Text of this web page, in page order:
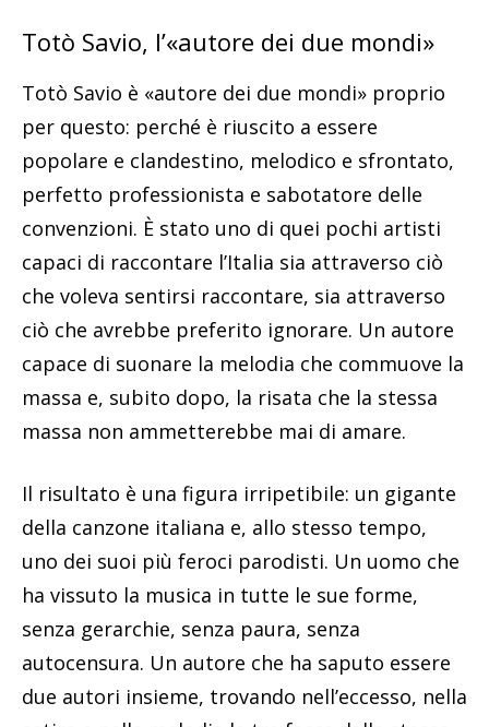
Totò Savio, l’«autore dei due mondi»
Totò Savio è «autore dei due mondi» proprio
per questo: perché è riuscito a essere
popolare e clandestino, melodico e sfrontato,
perfetto professionista e sabotatore delle
convenzioni. È stato uno di quei pochi artisti
capaci di raccontare l’Italia sia attraverso ciò
che voleva sentirsi raccontare, sia attraverso
ciò che avrebbe preferito ignorare. Un autore
capace di suonare la melodia che commuove la
massa e, subito dopo, la risata che la stessa
massa non ammetterebbe mai di amare.
Il risultato è una figura irripetibile: un gigante
della canzone italiana e, allo stesso tempo,
uno dei suoi più feroci parodisti. Un uomo che
ha vissuto la musica in tutte le sue forme,
senza gerarchie, senza paura, senza
autocensura. Un autore che ha saputo essere
due autori insieme, trovando nell’eccesso, nella